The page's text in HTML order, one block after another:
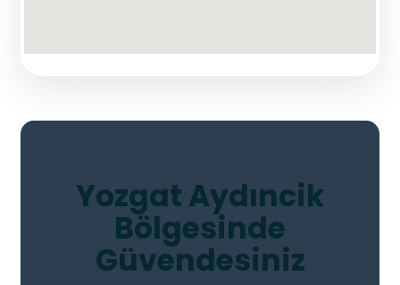
Yozgat Aydıncik
Bölgesinde
Güvendesiniz